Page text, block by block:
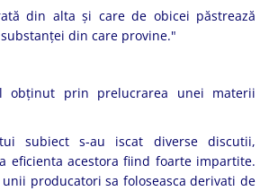
din alta și care de obicei păstrează
din care provine."
obținut prin prelucrarea unei materii
subiect s-au iscat diverse discutii,
eficienta acestora fiind foarte impartite.
producatori sa foloseasca derivati de